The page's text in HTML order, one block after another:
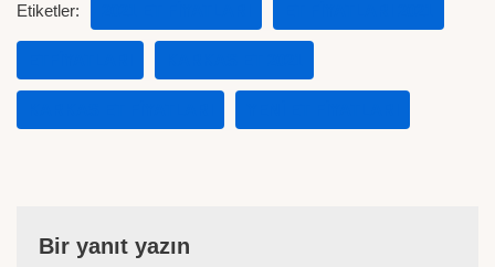
Etiketler:
Bir yanıt yazın